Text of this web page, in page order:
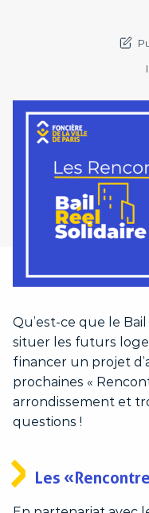
Qu’est-ce que le
situer les futurs
financer un projet
prochaines «
arrondissement et
questions !
Les «